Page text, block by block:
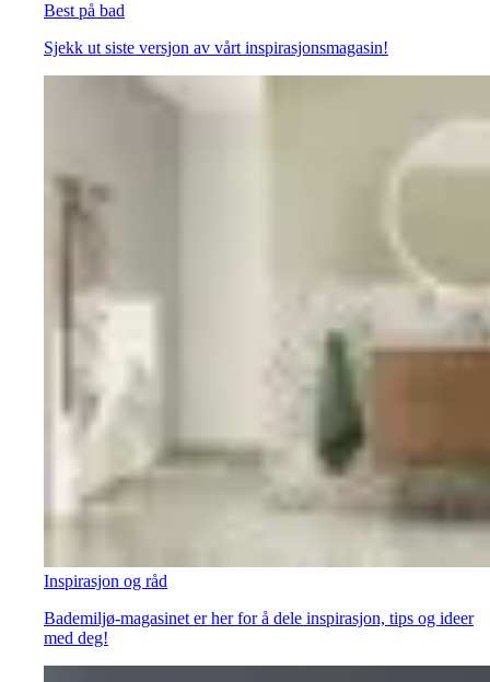
Best på bad
Sjekk ut siste versjon av vårt inspirasjonsmagasin!
Inspirasjon og råd
Bademiljø-magasinet er her for å dele inspirasjon, tips og ideer
med deg!